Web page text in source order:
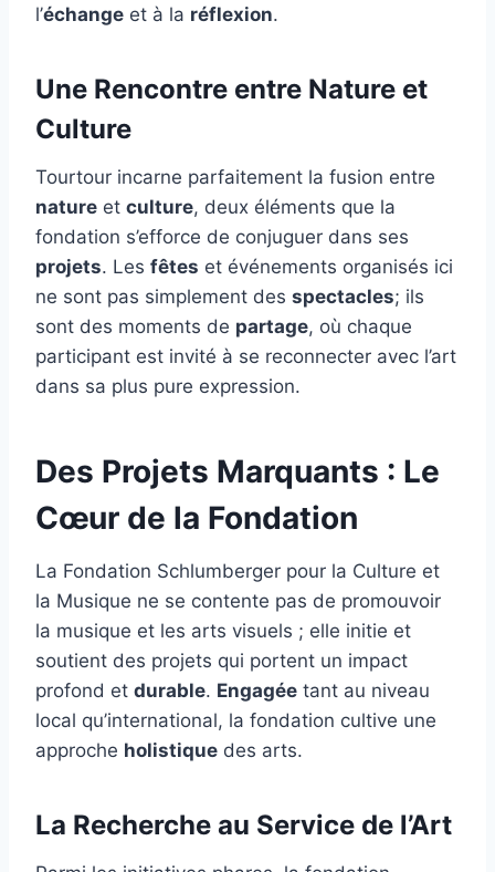
l’échange et à la réflexion.
Une Rencontre entre Nature et
Culture
Tourtour incarne parfaitement la fusion entre
nature et culture, deux éléments que la
fondation s’efforce de conjuguer dans ses
projets. Les fêtes et événements organisés ici
ne sont pas simplement des spectacles; ils
sont des moments de partage, où chaque
participant est invité à se reconnecter avec l’art
dans sa plus pure expression.
Des Projets Marquants : Le
Cœur de la Fondation
La Fondation Schlumberger pour la Culture et
la Musique ne se contente pas de promouvoir
la musique et les arts visuels ; elle initie et
soutient des projets qui portent un impact
profond et durable. Engagée tant au niveau
local qu’international, la fondation cultive une
approche holistique des arts.
La Recherche au Service de l’Art